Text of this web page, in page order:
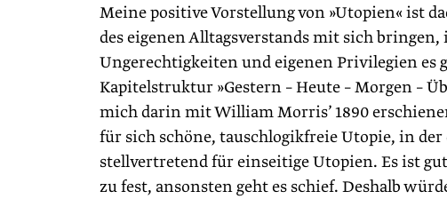
Meine positive Vorstellung von »Utopien« ist
des eigenen Alltagsverstands mit sich
Ungerechtigkeiten und eigenen Privilegien es
Kapitelstruktur »Gestern – Heute – Morgen –
mich darin mit William Morris’ 1890
für sich schöne, tauschlogikfreie Utopie, in der
stellvertretend für einseitige Utopien. Es ist
zu fest, ansonsten geht es schief. Deshalb